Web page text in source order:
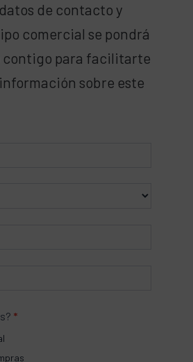
de contacto y
comercial se pondrá
contigo para facilitarte
sobre este
*